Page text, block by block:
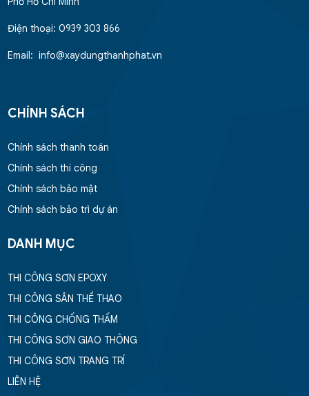
Điện thoại: 0939 303 866
Email: info@xaydungthanhphat.vn
CHÍNH SÁCH
Chính sách thanh toán
Chính sách thi công
Chính sách bảo mật
Chính sách bảo trì dự án
DANH MỤC
THI CÔNG SƠN EPOXY
THI CÔNG SÂN THỂ THAO
THI CÔNG CHỐNG THẤM
THI CÔNG SƠN GIAO THÔNG
THI CÔNG SƠN TRANG TRÍ
LIÊN HỆ